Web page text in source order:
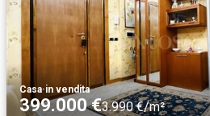
Casa·in vendita
399.000 €3.990 €/m²